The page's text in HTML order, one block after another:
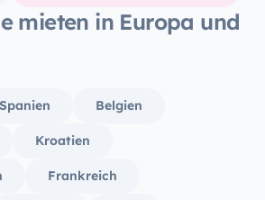
mieten in Europa und
Spanien Belgien
Kroatien
Frankreich